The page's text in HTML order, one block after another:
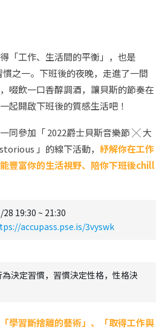
「工作、生活間的平衡」，也是
之一。下班後的夜晚，走進了一間
啜飲一口香醇調酒，讓貝斯的節奏在
起開啟下班後的質感生活吧！
同參加「 2022爵士貝斯音樂節 ╳ 大
」的線下活動， 紓解你在工作
豐富你的生活視野、陪你下班後chill
19:30 ~ 21:30
accupass.pse.is/3vyswk
為決定習慣，習慣決定性格，性格決
學習斷捨離的藝術」、「取得工作與